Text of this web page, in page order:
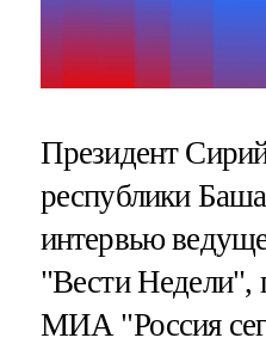
Президент
республики
интервью
"Вести Недели",
МИА "Россия